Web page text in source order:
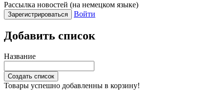
Рассылка новостей (на немецком языке)
Зарегистрироваться Войти
Добавить список
Название
Создать список
Товары успешно добавленны в корзину!